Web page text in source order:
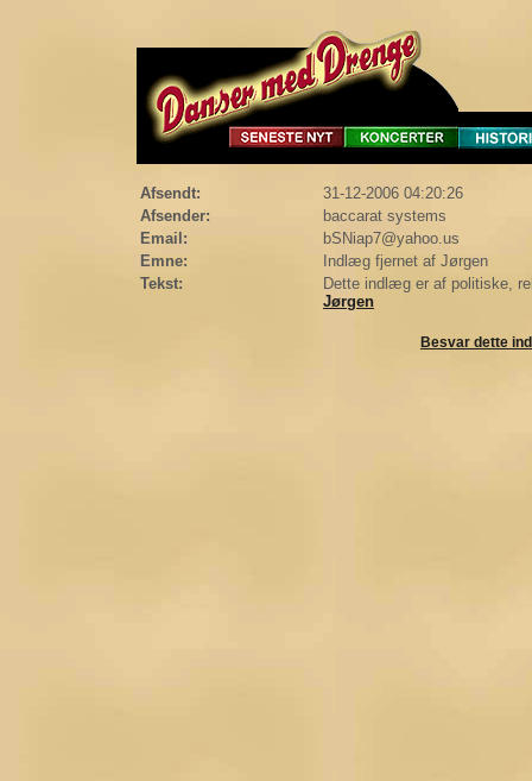
Afsendt:
31-12-2006 04:20:26
Afsender:
baccarat systems
Email:
bSNiap7@yahoo.us
Emne:
Indlæg fjernet af Jørgen
Tekst:
Dette indlæg er af politiske,
Jørgen
Besvar dette